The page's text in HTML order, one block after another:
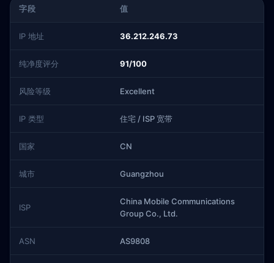
字段 值
IP 地址 36.212.246.73
纯净度评分 91/100
风险等级 Excellent
IP 类型 住宅 / ISP 宽带
国家 CN
城市 Guangzhou
ISP
China Mobile Communications
Group Co., Ltd.
ASN AS9808